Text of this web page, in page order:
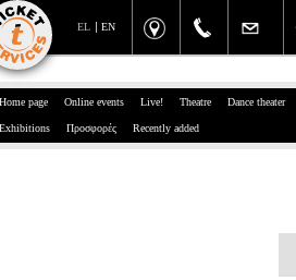
EN
EL
Home page Online events Live! Theatre Dance theater
Exhibitions Προσφορές Recently added